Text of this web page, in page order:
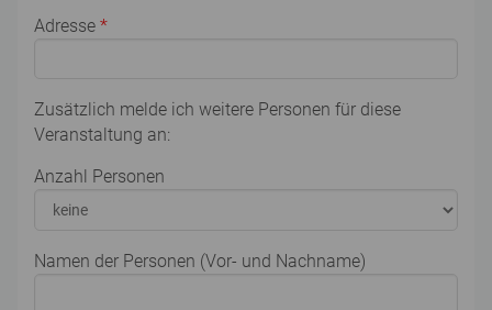
Adresse *
Zusätzlich melde ich weitere Personen für diese
Veranstaltung an:
Anzahl Personen
Namen der Personen (Vor- und Nachname)